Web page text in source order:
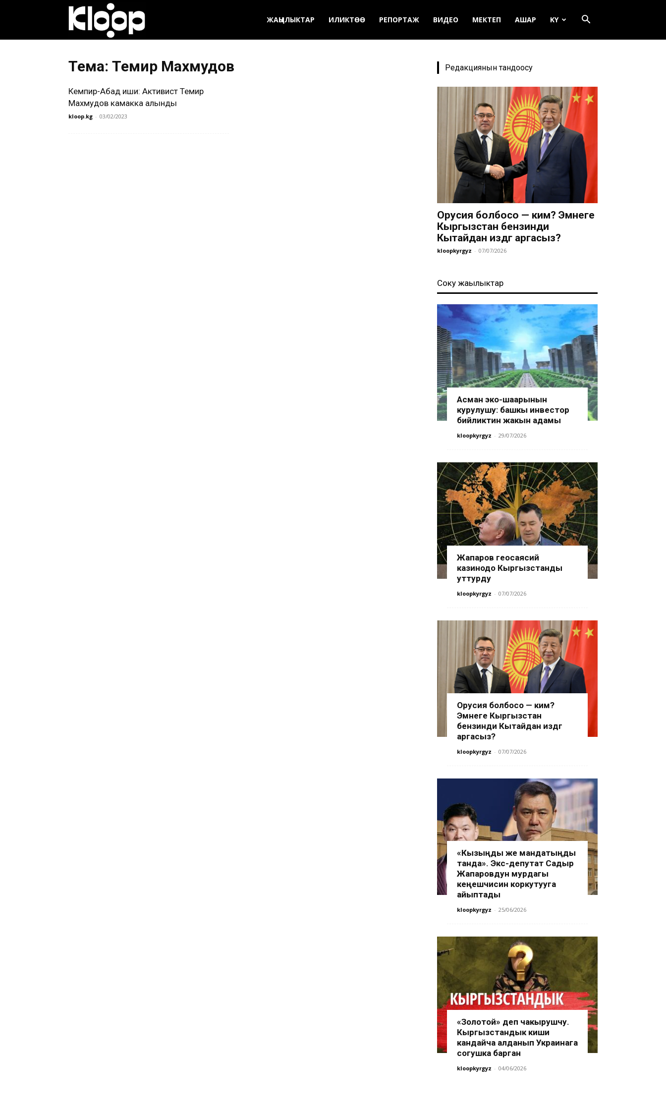
кыргызча
ЖАҢЫЛЫКТАР ИЛИКТӨӨ РЕПОРТАЖ ВИДЕО МЕКТЕП АШАР KY
Тема: Темир Махмудов
Кемпир-Абад иши: Активист Темир
Махмудов камакка алынды
kloop.kg - 03/02/2023
Редакциянын тандоосу
Орусия болбосо — ким? Эмнеге
Кыргызстан бензинди
Кытайдан издөөгө аргасыз?
kloopkyrgyz - 07/07/2026
Соңку жаңылыктар
Асман эко-шаарынын
курулушу: башкы инвестор
бийликтин жакын адамы
kloopkyrgyz - 29/07/2026
Жапаров геосаясий
казинодо Кыргызстанды
уттурду
kloopkyrgyz - 07/07/2026
Орусия болбосо — ким?
Эмнеге Кыргызстан
бензинди Кытайдан издөөгө
аргасыз?
kloopkyrgyz - 07/07/2026
«Кызыңды же мандатыңды
танда». Экс-депутат Садыр
Жапаровдун мурдагы
кеңешчисин коркутууга
айыптады
kloopkyrgyz - 25/06/2026
«Золотой» деп чакырушчу.
Кыргызстандык киши
кандайча алданып Украинага
согушка барган
kloopkyrgyz - 04/06/2026